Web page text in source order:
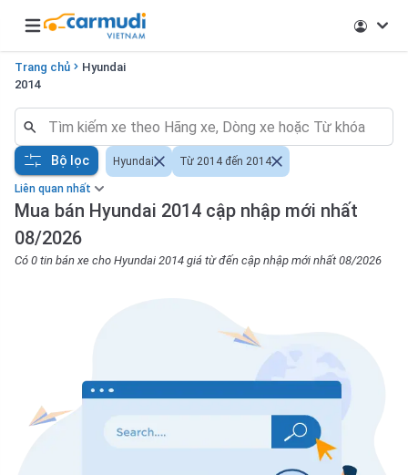
Open main menu
Trang chủ
Hyundai
2014
Liên quan nhất
Mua bán Hyundai 2014 cập nhập mới nhất
08/2026
Có 0 tin bán xe cho Hyundai 2014 giá từ đến cập nhập mới nhất 08/2026
Bộ lọc Hyundai Từ 2014 đến 2014